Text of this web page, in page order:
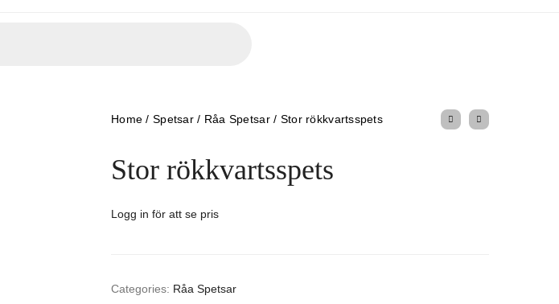
Home / Spetsar / Råa Spetsar / Stor rökkvartsspets
Stor rökkvartsspets
Logg in för att se pris
Categories: Råa Spetsar